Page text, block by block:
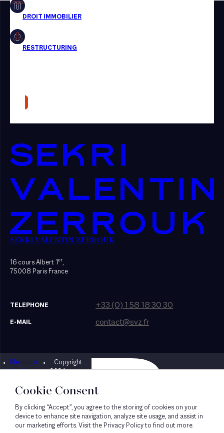
Restructuring
Presse
SEKRI VALENTIN ZERROUK
16 cours Albert 1er,
75008 Paris France
TELEPHONE +33 (0) 1 58 18 30 30
E-MAIL contact@svz.fr
Mentions
légales
- Copyright
2024
Designed by Bonhomme
Cookie Consent
By clicking “Accept”, you agree to the storing of cookies on your
device to enhance site navigation, analyze site usage, and assist in
our marketing efforts. Visit the Privacy Policy to find out more.